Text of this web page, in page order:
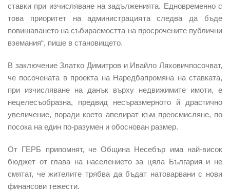
ставки при изчисляване на задълженията. Едновременно с
това приоритет на администрацията следва да бъде
повишаването на събираемостта на просрочените публични
вземания“, пише в становището.
В заключение Златко Димитров и Ивайло Ляховичпосочват,
че посочената в проекта на Наредбапромяна на ставката,
при изчисляване на данък върху недвижимите имоти, е
нецелесъобразна, предвид несъразмерното й драстично
увеличение, поради което апелират към преосмисляне, по
посока на един по-разумен и обоснован размер.
От ГЕРБ припомнят, че Община Несебър има най-висок
бюджет от глава на населението за цяла България и не
смятат, че жителите трябва да бъдат натоварвани с нови
финансови тежести.